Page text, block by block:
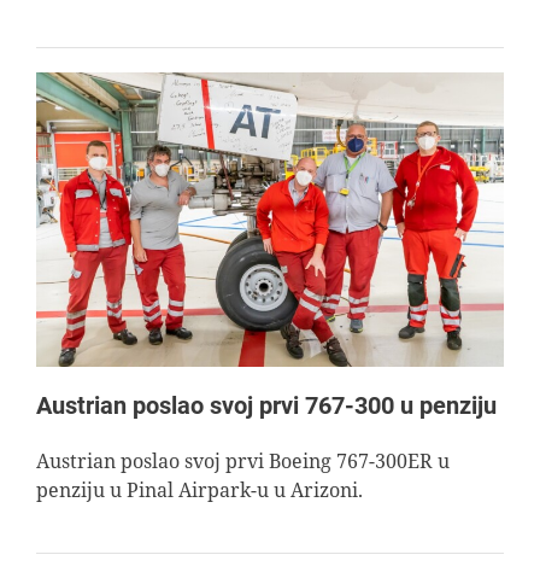
Austrian poslao svoj prvi 767-300 u penziju
Austrian poslao svoj prvi Boeing 767-300ER u
penziju u Pinal Airpark-u u Arizoni.